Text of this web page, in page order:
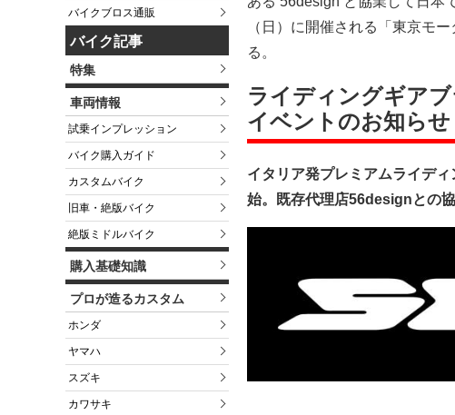
バイクブロス通販
バイク記事
特集
車両情報
試乗インプレッション
バイク購入ガイド
カスタムバイク
旧車・絶版バイク
絶版ミドルバイク
購入基礎知識
プロが造るカスタム
ホンダ
ヤマハ
スズキ
カワサキ
（日）に開催される「東京モ
る。
ライディングギア
イベントのお知らせ
イタリア発プレミアムライデ
始。既存代理店56designとの